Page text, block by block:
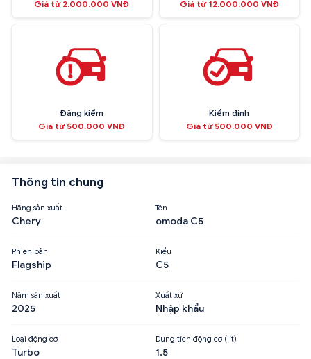
Giá từ 2.000.000 VNĐ Giá từ 12.000.000 VNĐ
Đăng kiểm
Giá từ 500.000 VNĐ
Kiểm định
Giá từ 500.000 VNĐ
Thông tin chung
Hãng sản xuất
Chery
Tên
omoda C5
Phiên bản
Flagship
Kiểu
C5
Năm sản xuất
2025
Xuất xứ
Nhập khẩu
Loại động cơ
Turbo
Dung tích động cơ (lít)
1.5